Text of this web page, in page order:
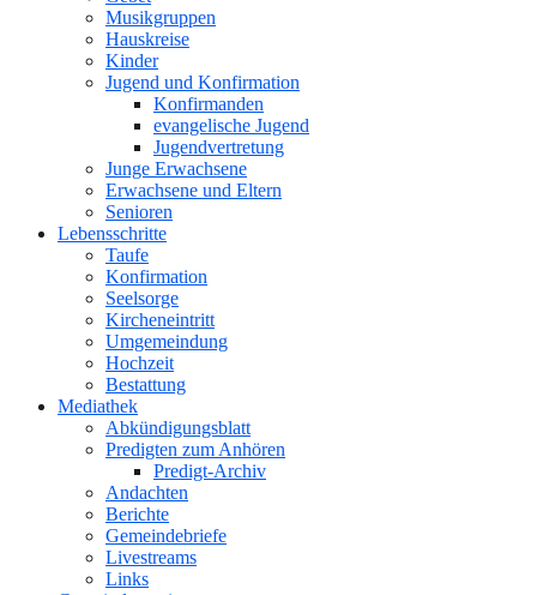
Musikgruppen
Hauskreise
Kinder
Jugend und Konfirmation
Konfirmanden
evangelische Jugend
Jugendvertretung
Junge Erwachsene
Erwachsene und Eltern
Senioren
Lebensschritte
Taufe
Konfirmation
Seelsorge
Kircheneintritt
Umgemeindung
Hochzeit
Bestattung
Mediathek
Abkündigungsblatt
Predigten zum Anhören
Predigt-Archiv
Andachten
Berichte
Gemeindebriefe
Livestreams
Links